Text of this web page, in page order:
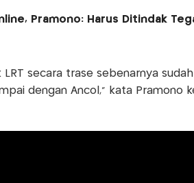
Pramono: Harus Ditindak
LRT secara trase sebenarnya
dengan Ancol,” kata Pramono